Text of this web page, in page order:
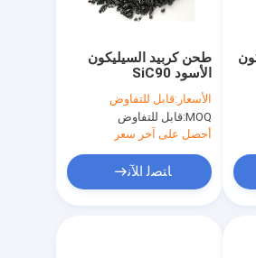
طحن كربيد السيليكون
الأسود SiC90
الأسعار:قابل للتفاوض
MOQ: قابل للتفاوض
أحصل على آخر سعر
ﺎﺘﺼﻟ ﺍﻶﻧ